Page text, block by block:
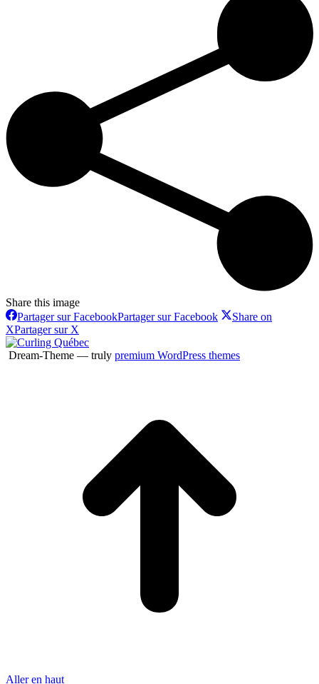
Share this image
Partager sur FacebookPartager sur Facebook
Share on
XPartager sur X
Dream-Theme — truly premium WordPress themes
Aller en haut